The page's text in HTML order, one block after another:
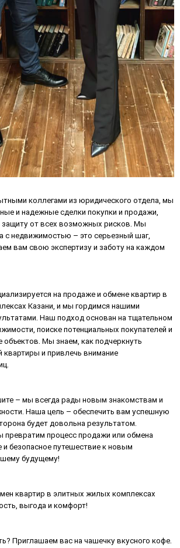
коллегами из юридического отдела, мы
и надежные сделки покупки и продажи,
защиту от всех возможных рисков. Мы
с недвижимостью – это серьезный шаг,
вам свою экспертизу и заботу на каждом
на продаже и обмене квартир в
Казани, и мы гордимся нашими
Наш подход основан на тщательном
поиске потенциальных покупателей и
объектов. Мы знаем, как подчеркнуть
и привлечь внимание
– мы всегда рады новым знакомствам и
Наша цель – обеспечить вам успешную
будет довольна результатом.
превратим процесс продажи или обмена
и безопасное путешествие к новым
будущему!
квартир в элитных жилых комплексах
выгода и комфорт!
Приглашаем вас на чашечку вкусного кофе.